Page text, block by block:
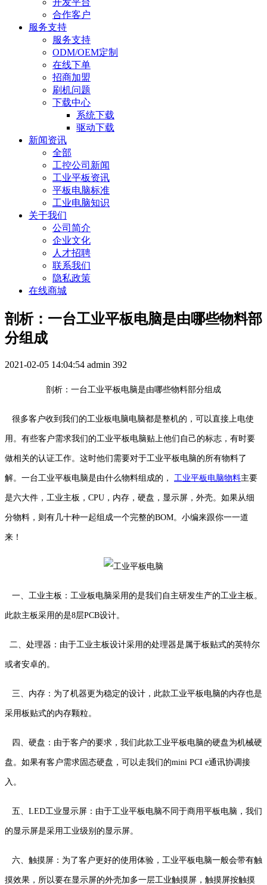
开发平台
合作客户
服务支持
服务支持
ODM/OEM定制
在线下单
招商加盟
刷机问题
下载中心
系统下载
驱动下载
新闻资讯
全部
工控公司新闻
工业平板资讯
平板电脑标准
工业电脑知识
关于我们
公司简介
企业文化
人才招聘
联系我们
隐私政策
在线商城
剖析：一台工业平板电脑是由哪些物料部
分组成
2021-02-05 14:04:54 admin 392
剖析：一台工业平板电脑是由哪些物料部分组成
很多客户收到我们的工业板电脑电脑都是整机的，可以直接上电使
用。有些客户需求我们的工业平板电脑贴上他们自己的标志，有时要
做相关的认证工作。这时他们需要对于工业平板电脑的所有物料了
解。一台工业平板电脑是由什么物料组成的， 工业平板电脑物料主要
是六大件，工业主板，CPU，内存，硬盘，显示屏，外壳。如果从细
分物料，则有几十种一起组成一个完整的BOM。小编来跟你一一道
来！
一、工业主板：工业板电脑采用的是我们自主研发生产的工业主板。
此款主板采用的是8层PCB设计。
二、处理器：由于工业主板设计采用的处理器是属于板贴式的英特尔
或者安卓的。
三、内存：为了机器更为稳定的设计，此款工业平板电脑的内存也是
采用板贴式的内存颗粒。
四、硬盘：由于客户的要求，我们此款工业平板电脑的硬盘为机械硬
盘。如果有客户需求固态硬盘，可以走我们的mini PCI e通讯协调接
入。
五、LED工业显示屏：由于工业平板电脑不同于商用平板电脑，我们
的显示屏是采用工业级别的显示屏。
六、触摸屏：为了客户更好的使用体验，工业平板电脑一般会带有触
摸效果，所以要在显示屏的外壳加多一层工业触摸屏，触摸屏按触摸